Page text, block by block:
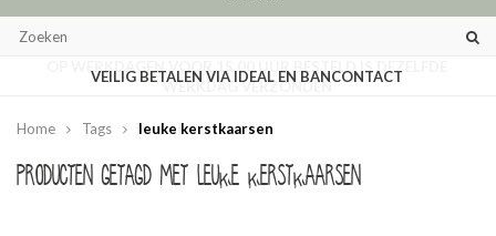
WERKDAG VERZONDEN
VEILIG BETALEN VIA IDEAL EN BANCONTACT
Home Tags leuke kerstkaarsen
Producten getagd met leuke kerstkaarsen